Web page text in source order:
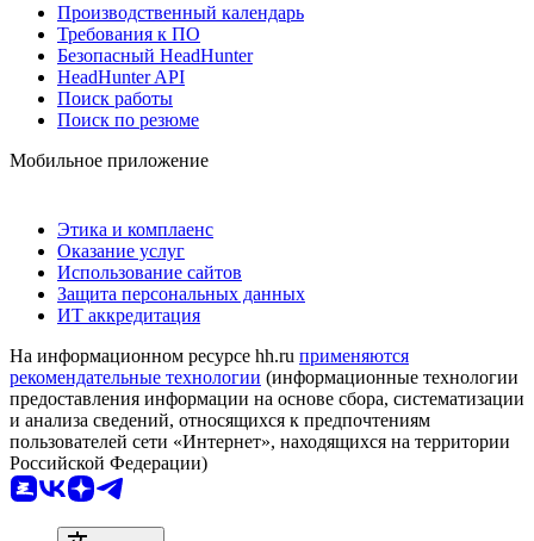
Производственный календарь
Требования к ПО
Безопасный HeadHunter
HeadHunter API
Поиск работы
Поиск по резюме
Мобильное приложение
Этика и комплаенс
Оказание услуг
Использование сайтов
Защита персональных данных
ИТ аккредитация
На информационном ресурсе hh.ru применяются
рекомендательные технологии (информационные технологии
предоставления информации на основе сбора, систематизации
и анализа сведений, относящихся к предпочтениям
пользователей сети «Интернет», находящихся на территории
Российской Федерации)